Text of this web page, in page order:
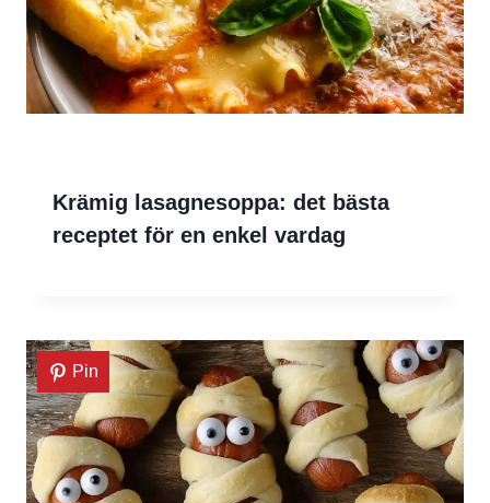
Krämig lasagnesoppa: det bästa
receptet för en enkel vardag
Pin